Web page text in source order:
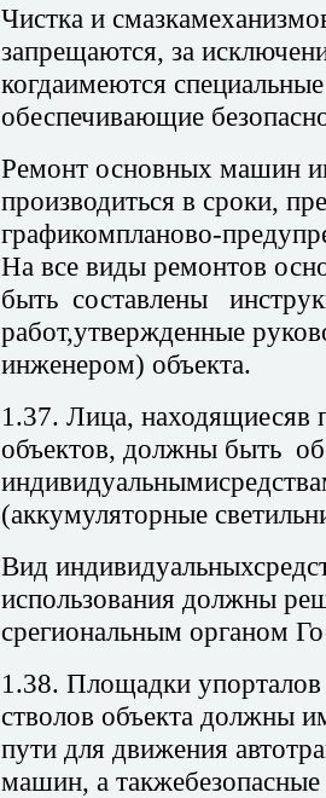
Чистка и
запрещаются, за
когдаимеются
обеспечивающие
Ремонт основных машин
производиться в сроки,
графикомпланово-
На все виды ремонтов
быть составлены
работ,утвержденные
инженером) объекта.
1.37. Лица,
объектов, должны быть
(аккумуляторные
Вид
использования должны
срегиональным органом
1.38. Площадки
стволов объекта должны
пути для движения
машин, а